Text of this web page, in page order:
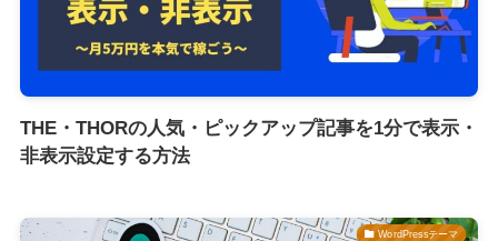
THE・THORの人気・ピックアップ記事を1分で表示・
非表示設定する方法
WordPressテーマ